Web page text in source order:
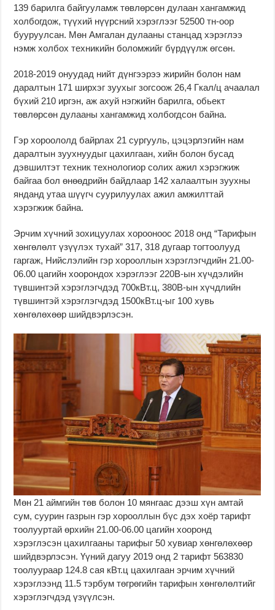
139 барилга байгууламж төвлөрсөн дулаан хангамжид
холбогдож, түүхий нүүрсний хэрэглээг 52500 тн-оор
бууруулсан. Мөн Амгалан дулааны станцад хэрэглээ
нэмж холбох техникийн боломжийг бүрдүүлж өгсөн.
2018-2019 онуудад нийт дүнгээрээ жирийн болон нам
даралтын 171 ширхэг зуухыг зогсоож 26,4 Гкал/ц ачаалал
бүхий 210 иргэн, аж ахуй нэгжийн барилга, обьект
төвлөрсөн дулааны хангамжид холбогдсон байна.
Гэр хороололд байрлах 21 сургууль, цэцэрлэгийн нам
даралтын зуухнуудыг цахилгаан, хийн болон бусад
дэвшилтэт техник технологиор солих ажил хэрэгжиж
байгаа бол өнөөдрийн байдлаар 142 халаалтын зуухны
янданд утаа шүүгч суурилуулах ажил амжилттай
хэрэгжиж байна.
Эрчим хүчний зохицуулах хорооноос 2018 онд “Тарифын
хөнгөлөлт үзүүлэх тухай” 317, 318 дугаар тогтоолууд
гаргаж, Нийслэлийн гэр хорооллын хэрэглэгчдийн 21.00-
06.00 цагийн хоорондох хэрэглээг 220В-ын хүчдэлийн
түвшинтэй хэрэглэгчдэд 700кВт.ц, 380В-ын хүчдлийн
түвшинтэй хэрэглэгчдэд 1500кВт.ц-ыг 100 хувь
хөнгөлөхөөр шийдвэрлэсэн.
Мөн 21 аймгийн төв болон 10 мянгаас дээш хүн амтай
сум, суурин газрын гэр хорооллын бүс дэх хоёр тарифт
тоолууртай өрхийн 21.00-06.00 цагийн хооронд
хэрэглэсэн цахилгааны тарифыг 50 хувиар хөнгөлөхөөр
шийдвэрлэсэн. Үүний дагуу 2019 онд 2 тарифт 563830
тоолуураар 124.8 сая кВт.ц цахилгаан эрчим хүчний
хэрэглээнд 11.5 тэрбум төгрөгийн тарифын хөнгөлөлтийг
хэрэглэгчдэд үзүүлсэн.